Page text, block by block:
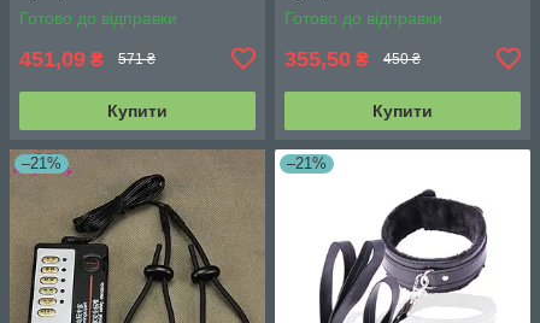
Готово до відправки
451,09 ₴ 571 ₴
Купити
Готово до відправки
355,50 ₴ 450 ₴
Купити
–21% –21%